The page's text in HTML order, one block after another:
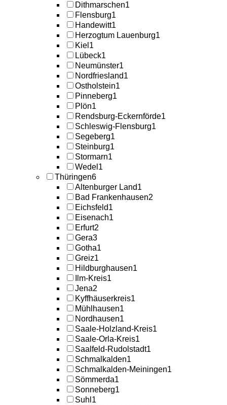
Dithmarschen1
Flensburg1
Handewitt1
Herzogtum Lauenburg1
Kiel 1
Lübeck1
Neumünster1
Nordfriesland1
Ostholstein1
Pinneberg1
Plön1
Rendsburg-Eckernförde1
Schleswig-Flensburg1
Segeberg1
Steinburg1
Stormarn1
Wedel 1
Thüringen6
Altenburger Land1
Bad Frankenhausen2
Eichsfeld1
Eisenach1
Erfurt2
Gera3
Gotha1
Greiz1
Hildburghausen1
Ilm-Kreis1
Jena2
Kyffhäuserkreis1
Mühlhausen1
Nordhausen1
Saale-Holzland-Kreis1
Saale-Orla-Kreis1
Saalfeld-Rudolstadt1
Schmalkalden1
Schmalkalden-Meiningen1
Sömmerda1
Sonneberg1
Suhl 1